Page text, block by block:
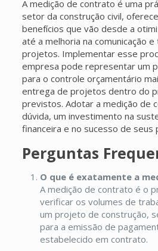
A medição de contrato é uma
setor da construção civil,
benefícios que vão desde a
até a melhoria na comunicação
projetos. Implementar esse
empresa pode representar um
para o controle orçamentário
entrega de projetos dentro do
previstos. Adotar a medição de
dúvida, um investimento na
financeira e no sucesso de seus
Perguntas
O que é exatamente a
A medição de contrato é o
verificar os volumes de
um projeto de construção,
para a emissão de
estabelecido em contrato.